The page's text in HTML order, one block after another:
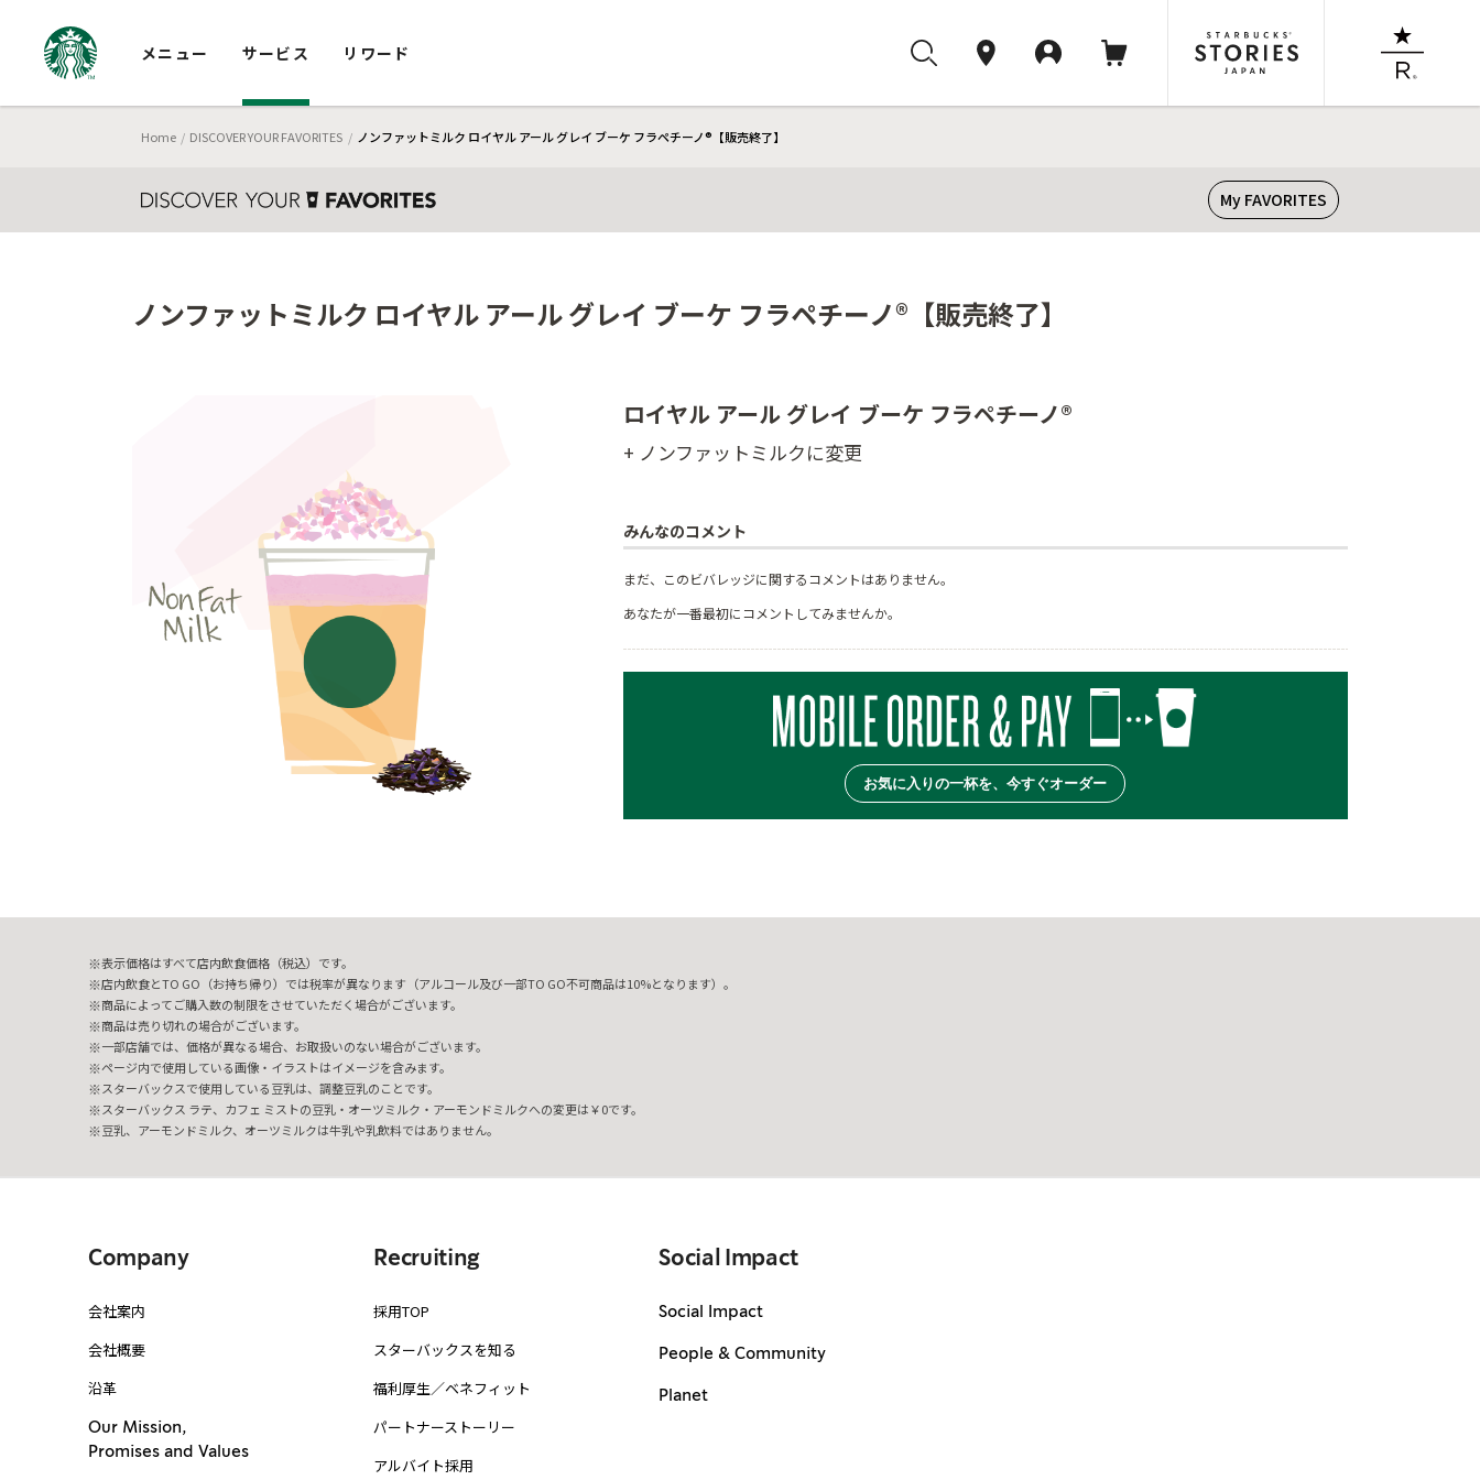
メニュー サービス リワード
Home DISCOVER YOUR FAVORITES ノンファットミルク ロイヤル アール グレイ ブーケ フラペチーノ®【販売終了】
My FAVORITES
ノンファットミルク ロイヤル アール グレイ ブーケ フラペチーノ®【販売終了】
ロイヤル アール グレイ ブーケ フラペチーノ®
+ ノンファットミルクに変更
みんなのコメント
まだ、このビバレッジに関するコメントはありません。
あなたが一番最初にコメントしてみませんか。
お気に入りの一杯を、今すぐオーダー
表示価格はすべて店内飲食価格（税込）です。
店内飲食とTO GO（お持ち帰り）では税率が異なります（アルコール及び一部TO GO不可商品は10%となります）。
商品によってご購入数の制限をさせていただく場合がございます。
商品は売り切れの場合がございます。
一部店舗では、価格が異なる場合、お取扱いのない場合がございます。
ページ内で使用している画像・イラストはイメージを含みます。
スターバックスで使用している豆乳は、調整豆乳のことです。
スターバックス ラテ、カフェ ミストの豆乳・オーツミルク・アーモンドミルクへの変更は￥0です。
豆乳、アーモンドミルク、オーツミルクは牛乳や乳飲料ではありません。
Company
会社案内
会社概要
沿革
Our Mission,
Promises and Values
Recruiting
採用TOP
スターバックスを知る
福利厚生／ベネフィット
パートナーストーリー
アルバイト採用
Social Impact
Social Impact
People & Community
Planet